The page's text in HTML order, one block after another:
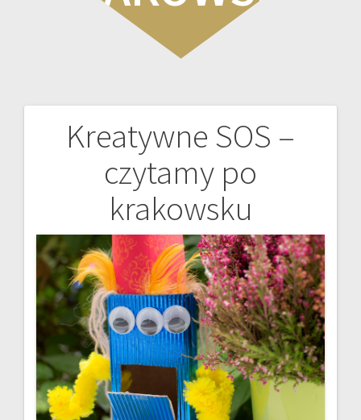
Kreatywne SOS –
czytamy po
krakowsku
Nawigacja